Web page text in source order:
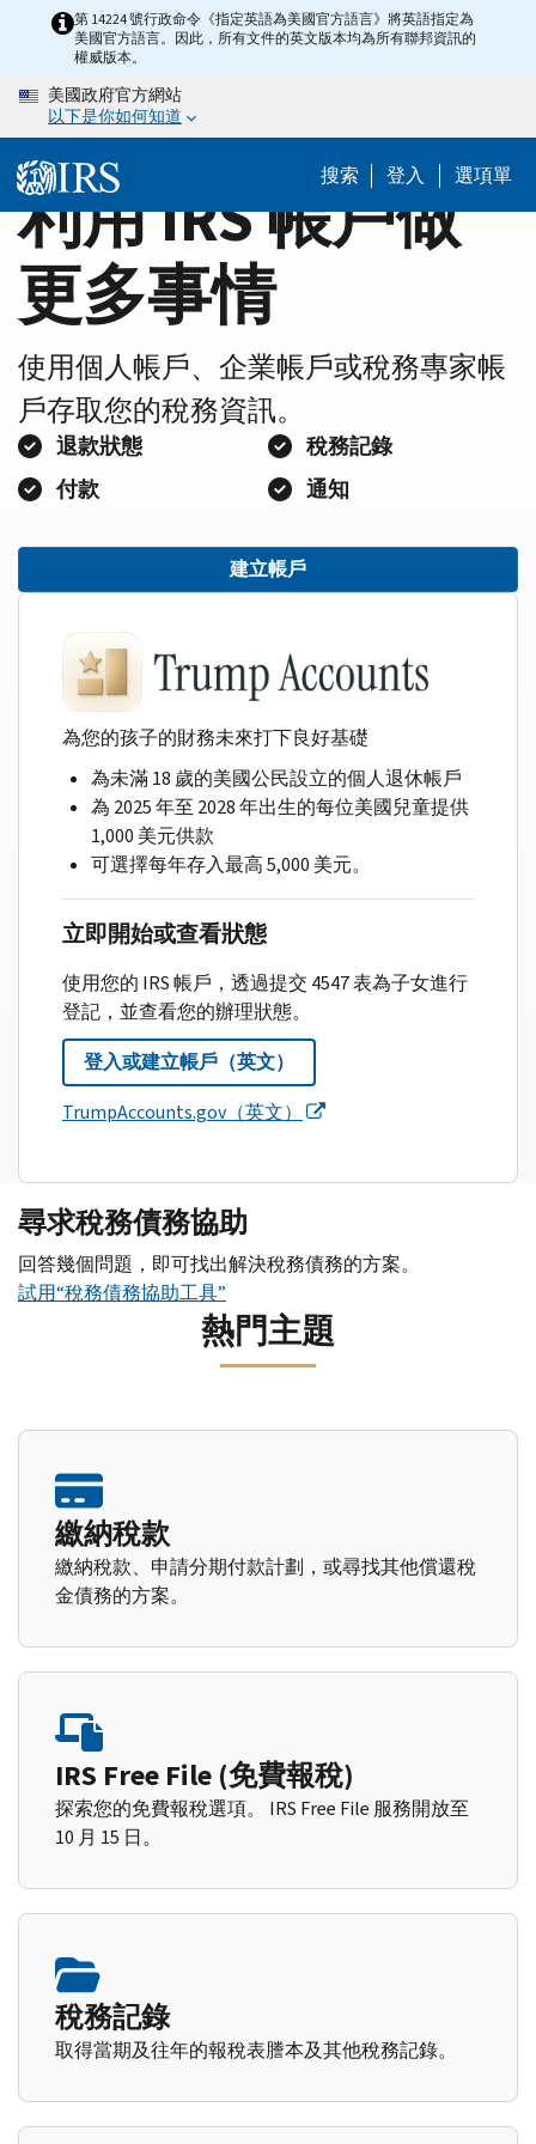
content
Home第 14224 號行政命令《指定英語為美國官方語言》將英語指定為
美國官方語言。因此，所有文件的英文版本均為所有聯邦資訊的
權威版本。
美國政府官方網站
以下是你如何知道
搜索 登入 選項單
利用 IRS 帳戶做
更多事情
使用個人帳戶、企業帳戶或稅務專家帳
戶存取您的稅務資訊。
退款狀態
稅務記錄
付款
通知
建立帳戶
為您的孩子的財務未來打下良好基礎
為未滿 18 歲的美國公民設立的個人退休帳戶
為 2025 年至 2028 年出生的每位美國兒童提供
1,000 美元供款
可選擇每年存入最高 5,000 美元。
立即開始或查看狀態
使用您的 IRS 帳戶，透過提交 4547 表為子女進行
登記，並查看您的辦理狀態。
登入或建立帳戶（英文）
TrumpAccounts.gov（英文）
尋求稅務債務協助
回答幾個問題，即可找出解決稅務債務的方案。
試用“稅務債務協助工具”
熱門主題
繳納稅款
繳納稅款、申請分期付款計劃，或尋找其他償還稅
金債務的方案。
IRS Free File (免費報稅)
探索您的免費報稅選項。 IRS Free File 服務開放至
10 月 15 日。
稅務記錄
取得當期及往年的報稅表謄本及其他稅務記錄。